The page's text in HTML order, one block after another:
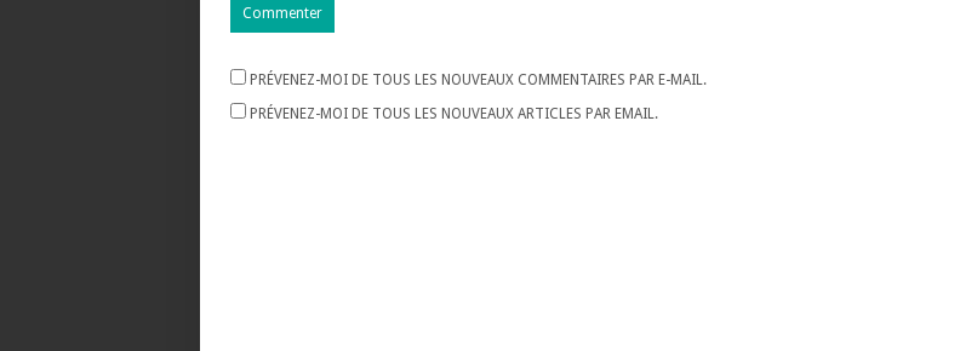
PRÉVENEZ-MOI DE TOUS LES NOUVEAUX COMMENTAIRES PAR E-MAIL.
PRÉVENEZ-MOI DE TOUS LES NOUVEAUX ARTICLES PAR EMAIL.